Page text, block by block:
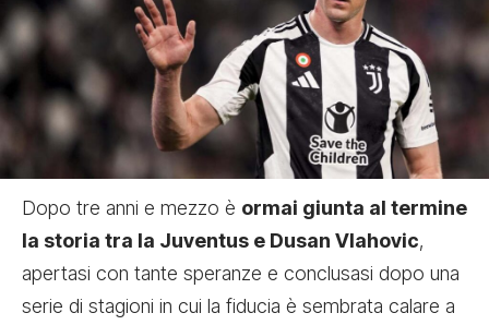
Dopo tre anni e mezzo è ormai giunta al termine
la storia tra la Juventus e Dusan Vlahovic,
apertasi con tante speranze e conclusasi dopo una
serie di stagioni in cui la fiducia è sembrata calare a